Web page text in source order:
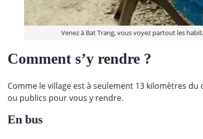
Venez à Bat Trang, vous voyez partout les
Comment s’y rendre ?
Comme le village est à seulement 13 kilomètres
ou publics pour vous y rendre.
En bus